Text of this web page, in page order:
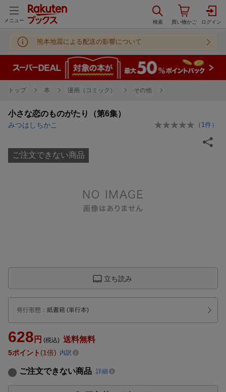
メニュー
熊本地震による配送の影響について
トップ 本 漫画（コミック） その他
小さな恋のものがたり（第6集）
みつはしちかこ （ 1 件）
ご注文できない商品
立ち読み
発行形態 ： 紙書籍 (単行本)
628 円 (税込) 送料無料
5ポイント 1倍 内訳
ご注文できない商品 詳細